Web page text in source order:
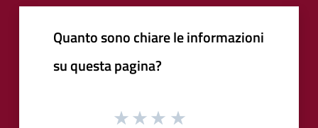
Quanto sono chiare le informazioni
su questa pagina?